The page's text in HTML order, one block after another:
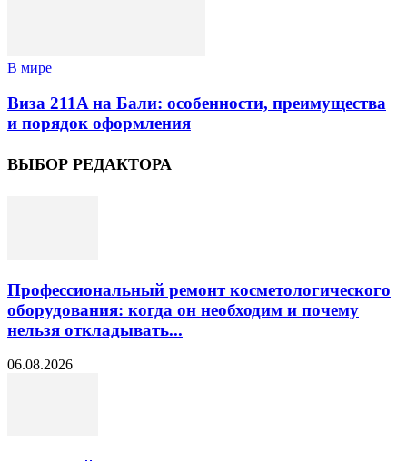
В мире
Виза 211A на Бали: особенности, преимущества
и порядок оформления
ВЫБОР РЕДАКТОРА
Профессиональный ремонт косметологического
оборудования: когда он необходим и почему
нельзя откладывать...
06.08.2026